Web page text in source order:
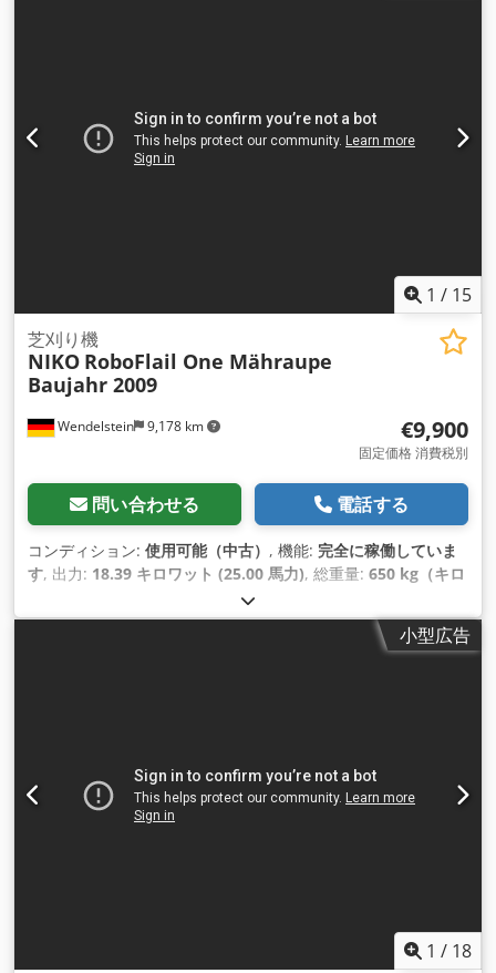
1 / 15
Wendelstein 9,178 km
芝刈り機
NIKO RoboFlail One Mähraupe
Baujahr 2009
€9,900
固定価格 消費税別
問い合わせる 電話する
コンディション: 使用可能（中古） , 機能: 完全に稼働していま
す, 出力: 18.39 キロワット (25.00 馬力), 総重量: 650 kg（キロ
ガソリン, 色:
95, 製造年:2009, 稼働時間:1,123 h,
小型広告
1 / 18